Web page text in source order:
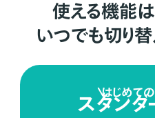
使える機能は
いつでも切り替
はじめて
スタンダ